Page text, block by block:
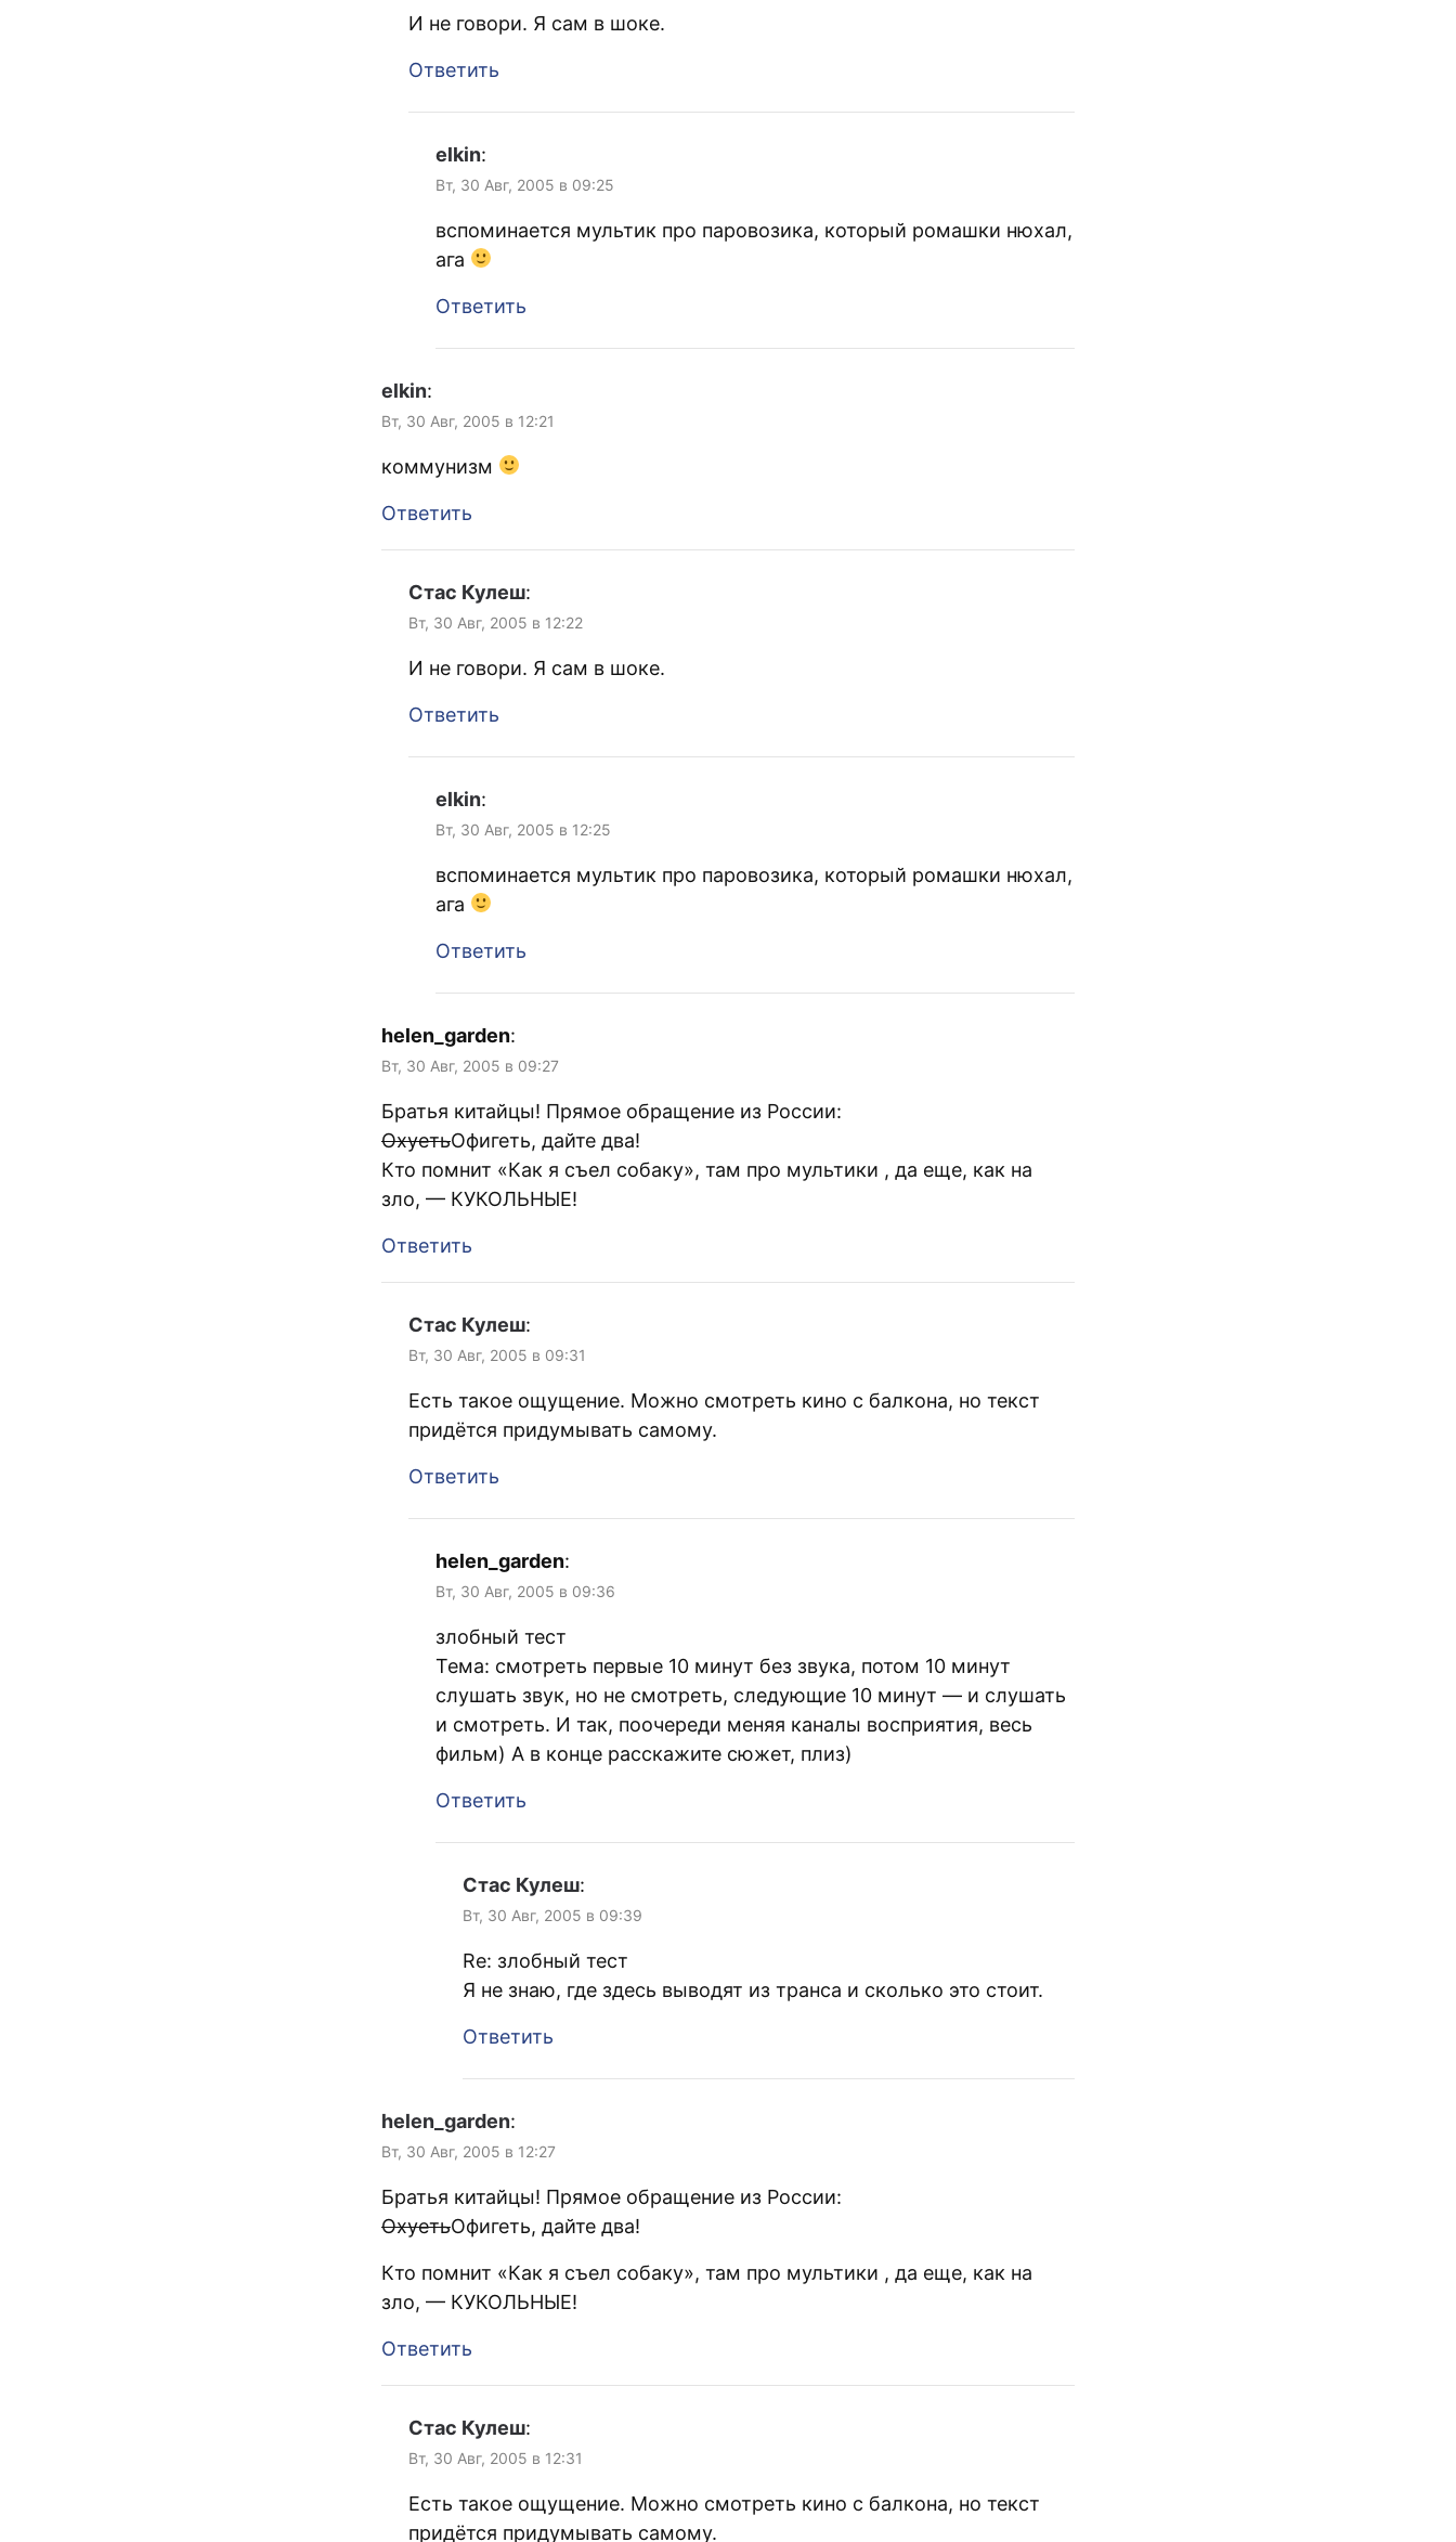
И не говори. Я сам в шоке.
Ответить
elkin:
Вт, 30 Авг, 2005 в 09:25
вспоминается мультик про паровозика, который ромашки нюхал,
ага
Ответить
elkin:
Вт, 30 Авг, 2005 в 12:21
коммунизм
Ответить
Стас Кулеш:
Вт, 30 Авг, 2005 в 12:22
И не говори. Я сам в шоке.
Ответить
elkin:
Вт, 30 Авг, 2005 в 12:25
вспоминается мультик про паровозика, который ромашки нюхал,
ага
Ответить
helen_garden:
Вт, 30 Авг, 2005 в 09:27
Братья китайцы! Прямое обращение из России:
ОхуетьОфигеть, дайте два!
Кто помнит «Как я съел собаку», там про мультики , да еще, как на
зло, — КУКОЛЬНЫЕ!
Ответить
Стас Кулеш:
Вт, 30 Авг, 2005 в 09:31
Есть такое ощущение. Можно смотреть кино с балкона, но текст
придётся придумывать самому.
Ответить
helen_garden:
Вт, 30 Авг, 2005 в 09:36
злобный тест
Тема: смотреть первые 10 минут без звука, потом 10 минут
слушать звук, но не смотреть, следующие 10 минут — и слушать
и смотреть. И так, поочереди меняя каналы восприятия, весь
фильм) А в конце расскажите сюжет, плиз)
Ответить
Стас Кулеш:
Вт, 30 Авг, 2005 в 09:39
Re: злобный тест
Я не знаю, где здесь выводят из транса и сколько это стоит.
Ответить
helen_garden:
Вт, 30 Авг, 2005 в 12:27
Братья китайцы! Прямое обращение из России:
ОхуетьОфигеть, дайте два!
Кто помнит «Как я съел собаку», там про мультики , да еще, как на
зло, — КУКОЛЬНЫЕ!
Ответить
Стас Кулеш:
Вт, 30 Авг, 2005 в 12:31
Есть такое ощущение. Можно смотреть кино с балкона, но текст
придётся придумывать самому.